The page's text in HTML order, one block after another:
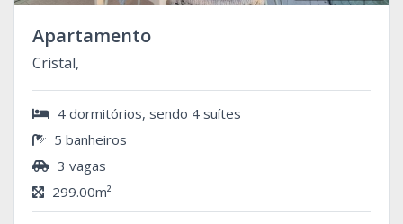
Apartamento
Cristal,
4 dormitórios, sendo 4 suítes
5 banheiros
3 vagas
299.00m²